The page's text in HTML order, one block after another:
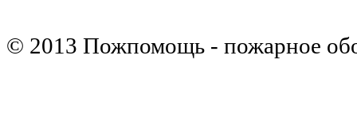
© 2013 Пожпомощь - пожарное